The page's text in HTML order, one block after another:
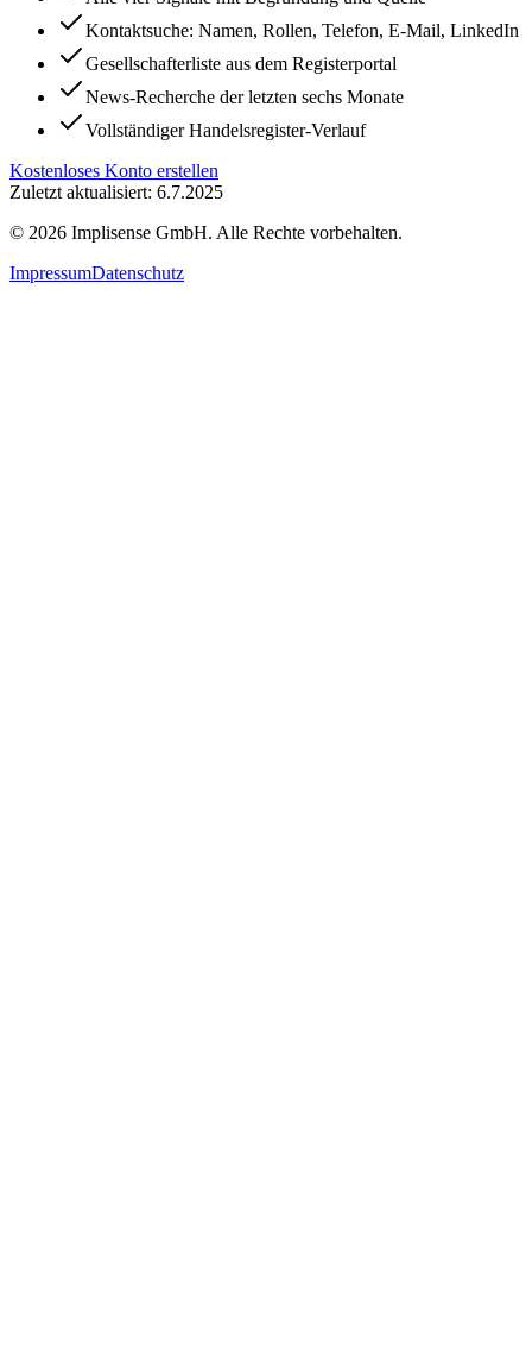
Kontaktsuche: Namen, Rollen, Telefon, E-Mail, LinkedIn
Gesellschafterliste aus dem Registerportal
News-Recherche der letzten sechs Monate
Vollständiger Handelsregister-Verlauf
Kostenloses Konto erstellen
Zuletzt aktualisiert: 6.7.2025
© 2026 Implisense GmbH. Alle Rechte vorbehalten.
ImpressumDatenschutz